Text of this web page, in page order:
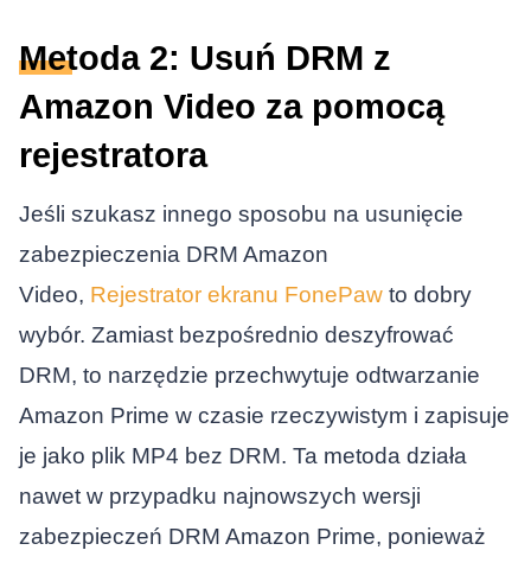
Metoda 2: Usuń DRM z
Amazon Video za pomocą
rejestratora
Jeśli szukasz innego sposobu na usunięcie
zabezpieczenia DRM Amazon
Video, Rejestrator ekranu FonePawto dobry
wybór. Zamiast bezpośrednio deszyfrować
DRM, to narzędzie przechwytuje odtwarzanie
Amazon Prime w czasie rzeczywistym i zapisuje
je jako plik MP4 bez DRM. Ta metoda działa
nawet w przypadku najnowszych wersji
zabezpieczeń DRM Amazon Prime, ponieważ